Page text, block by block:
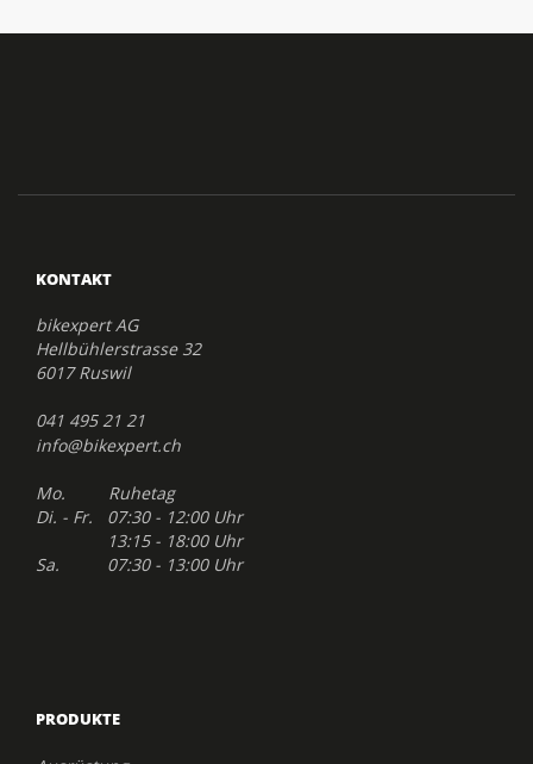
KONTAKT
bikexpert AG
Hellbühlerstrasse 32
6017 Ruswil
041 495 21 21
info@bikexpert.ch
Mo. Ruhetag
Di. - Fr. 07:30 - 12:00 Uhr
13:15 - 18:00 Uhr
Sa. 07:30 - 13:00 Uhr
PRODUKTE